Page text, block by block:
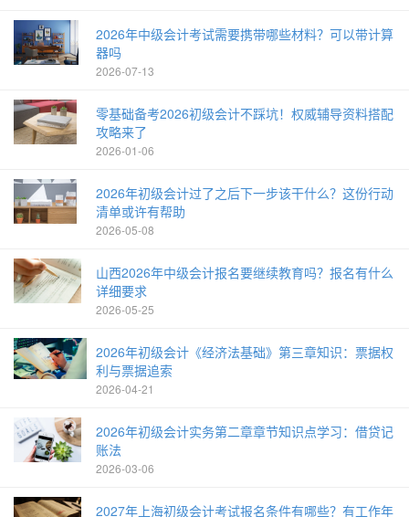
2026年中级会计考试需要携带哪些材料？可以带计算
器吗
2026-07-13
零基础备考2026初级会计不踩坑！权威辅导资料搭配
攻略来了
2026-01-06
2026年初级会计过了之后下一步该干什么？这份行动
清单或许有帮助
2026-05-08
山西2026年中级会计报名要继续教育吗？报名有什么
详细要求
2026-05-25
2026年初级会计《经济法基础》第三章知识：票据权
利与票据追索
2026-04-21
2026年初级会计实务第二章章节知识点学习：借贷记
账法
2026-03-06
2027年上海初级会计考试报名条件有哪些？有工作年